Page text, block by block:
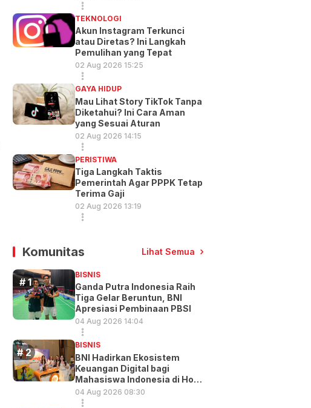
TEKNOLOGI
Akun Instagram Terkunci
atau Diretas? Ini Langkah
Pemulihan yang Tepat
02 Aug 2026 15:25
GAYA HIDUP
Mau Lihat Story TikTok Tanpa
Diketahui? Ini Cara Aman
yang Sesuai Aturan
02 Aug 2026 14:15
PERISTIWA
Tiga Langkah Taktis
Pemerintah Agar PPPK Tetap
Terima Gaji
02 Aug 2026 13:19
Komunitas Lihat Semua
BISNIS
Ganda Putra Indonesia Raih
Tiga Gelar Beruntun, BNI
Apresiasi Pembinaan PBSI
04 Aug 2026 14:04
BISNIS
BNI Hadirkan Ekosistem
Keuangan Digital bagi
Mahasiswa Indonesia di Hong
Kong
04 Aug 2026 08:30